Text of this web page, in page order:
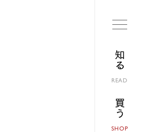
知る
READ
買う
SHOP